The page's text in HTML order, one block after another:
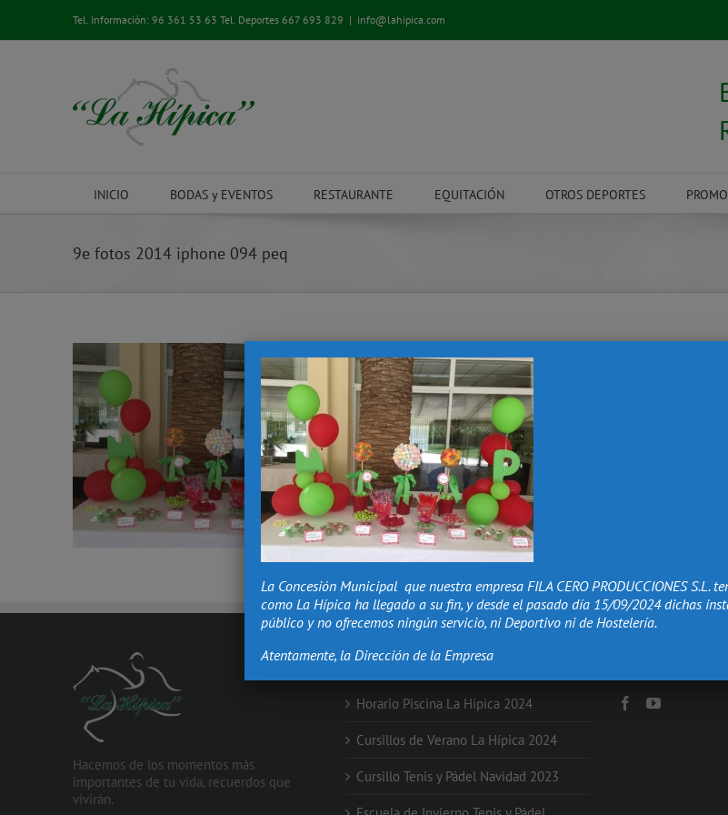
contenido
Tel. Información:96 361 53 63 Tel. Deportes667 693 829 | info@lahipica.com
INICIO BODAS y EVENTOS RESTAURANTE EQUITACIÓN OTROS DEPORTES
9e fotos 2014 iphone 094 peq
Hacemos de los momentos más
importantes de tu vida, recuerdos que
vivirán.
PROMOCIONES
Horario Piscina La Hipica 2024
Cursillos de Verano La Hípica 2024
Cursillo Tenis y Pádel Navidad 2023
La Concesión Municipal que nuestra empresa FILA CERO PRODUCCIONES S.L.
como La Hípica ha llegado a su fin, y desde el pasado día 15/09/2024 dichas
público y no ofrecemos ningún servicio, ni Deportivo ni de Hostelería.
Atentamente, la Dirección de la Empresa